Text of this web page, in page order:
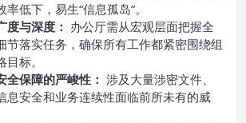
低下，易生“信息孤岛”。
度与深度： 办公厅需从宏观层面把握全
节落实任务，确保所有工作都紧密围绕组
标。
全保障的严峻性： 涉及大量涉密文件、
息安全和业务连续性面临前所未有的威